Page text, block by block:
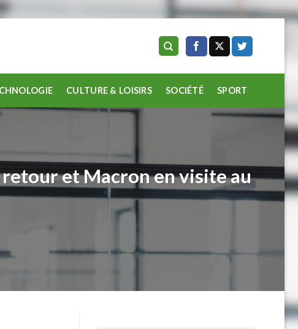
CULTURE & LOISIRS SOCIÉTÉ SPORT
retour et Macron en visite au